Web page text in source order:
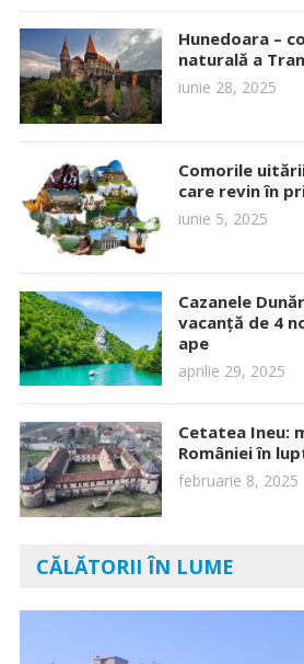
Hunedoara –
naturală a
iunie 28, 2025
Comorile
care revin în
iunie 5, 2025
Cazanele
vacanță de 4
ape
aprilie 29, 2025
Cetatea Ineu:
României în
februarie 8, 2025
CĂLĂTORII ÎN LUME